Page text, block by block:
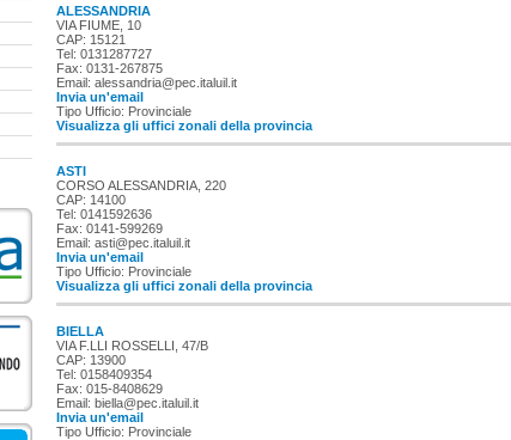
ALESSANDRIA
VIA FIUME, 10
CAP: 15121
Tel: 0131287727
Fax: 0131-267875
Email: alessandria@pec.italuil.it
Invia un'email
Tipo Ufficio: Provinciale
Visualizza gli uffici zonali della provincia
ASTI
CORSO ALESSANDRIA, 220
CAP: 14100
Tel: 0141592636
Fax: 0141-599269
Email: asti@pec.italuil.it
Invia un'email
Tipo Ufficio: Provinciale
Visualizza gli uffici zonali della provincia
BIELLA
VIA F.LLI ROSSELLI, 47/B
CAP: 13900
Tel: 0158409354
Fax: 015-8408629
Email: biella@pec.italuil.it
Invia un'email
Tipo Ufficio: Provinciale